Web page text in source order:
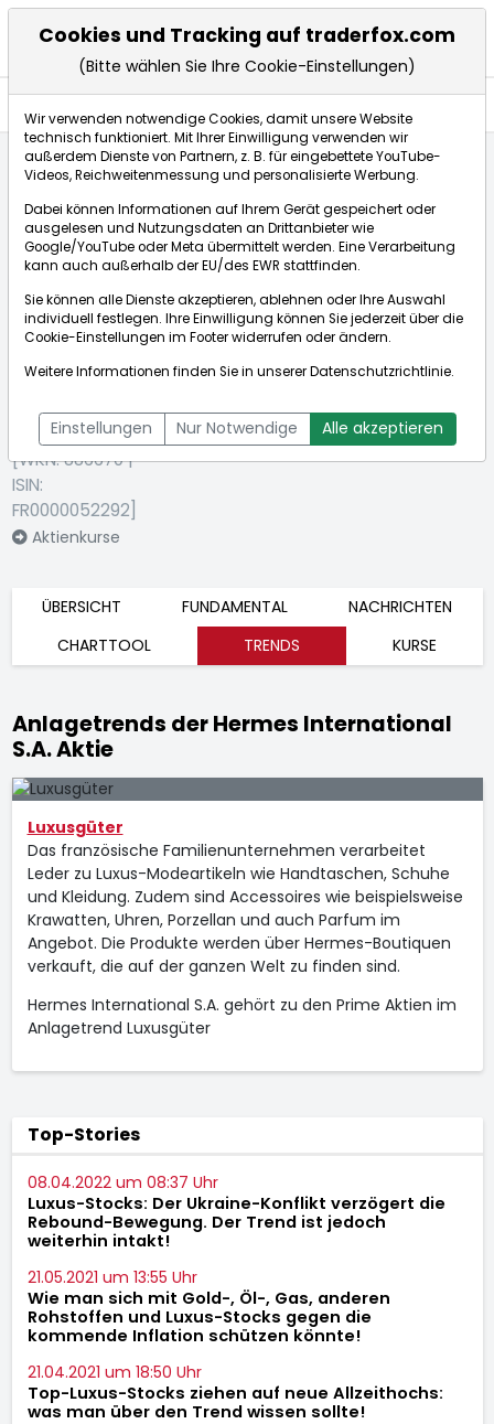
Anlagetrends
Börse:
Hermes
[WKN: 886670 |
ISIN:
FR0000052292]
Aktienkurse
1.640,250€ +0,88%
Echtzeit-Aktienkurs Hermes International S.A.
Bid:1.639,500€Ask:1.641,000€
ÜBERSICHT FUNDAMENTAL
NACHRICHTEN
CHARTTOOL
TRENDS KURSE
Anlagetrends der Hermes International
S.A. Aktie
Luxusgüter
Das französische Familienunternehmen verarbeitet
Leder zu Luxus-Modeartikeln wie Handtaschen, Schuhe
und Kleidung. Zudem sind Accessoires wie beispielsweise
Krawatten, Uhren, Porzellan und auch Parfum im
Angebot. Die Produkte werden über Hermes-Boutiquen
verkauft, die auf der ganzen Welt zu finden sind.
Hermes International S.A. gehört zu den Prime Aktien im
Anlagetrend Luxusgüter
Top-Stories
08.04.2022 um 08:37 Uhr
Luxus-Stocks: Der Ukraine-Konflikt verzögert die
Rebound-Bewegung. Der Trend ist jedoch
weiterhin intakt!
21.05.2021 um 13:55 Uhr
Wie man sich mit Gold-, Öl-, Gas, anderen
Rohstoffen und Luxus-Stocks gegen die
kommende Inflation schützen könnte!
21.04.2021 um 18:50 Uhr
Top-Luxus-Stocks ziehen auf neue Allzeithochs:
was man über den Trend wissen sollte!
Cookies und Tracking auf traderfox.com
(Bitte wählen Sie Ihre Cookie-Einstellungen)
Wir verwenden notwendige Cookies, damit unsere Website
technisch funktioniert. Mit Ihrer Einwilligung verwenden wir
außerdem Dienste von Partnern, z. B. für eingebettete YouTube-
Videos, Reichweitenmessung und personalisierte Werbung.
Dabei können Informationen auf Ihrem Gerät gespeichert oder
ausgelesen und Nutzungsdaten an Drittanbieter wie
Google/YouTube oder Meta übermittelt werden. Eine Verarbeitung
kann auch außerhalb der EU/des EWR stattfinden.
Sie können alle Dienste akzeptieren, ablehnen oder Ihre Auswahl
individuell festlegen. Ihre Einwilligung können Sie jederzeit über die
Cookie-Einstellungen im Footer widerrufen oder ändern.
Weitere Informationen finden Sie in unsererDatenschutzrichtlinie.
Einstellungen Nur Notwendige Alle akzeptieren